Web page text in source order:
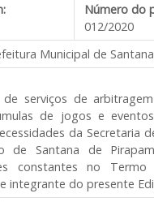
Número do
012/2020
Municipal de
de serviços de
de jogos e
da Secretaria
de Santana de
constantes no
integrante do presente